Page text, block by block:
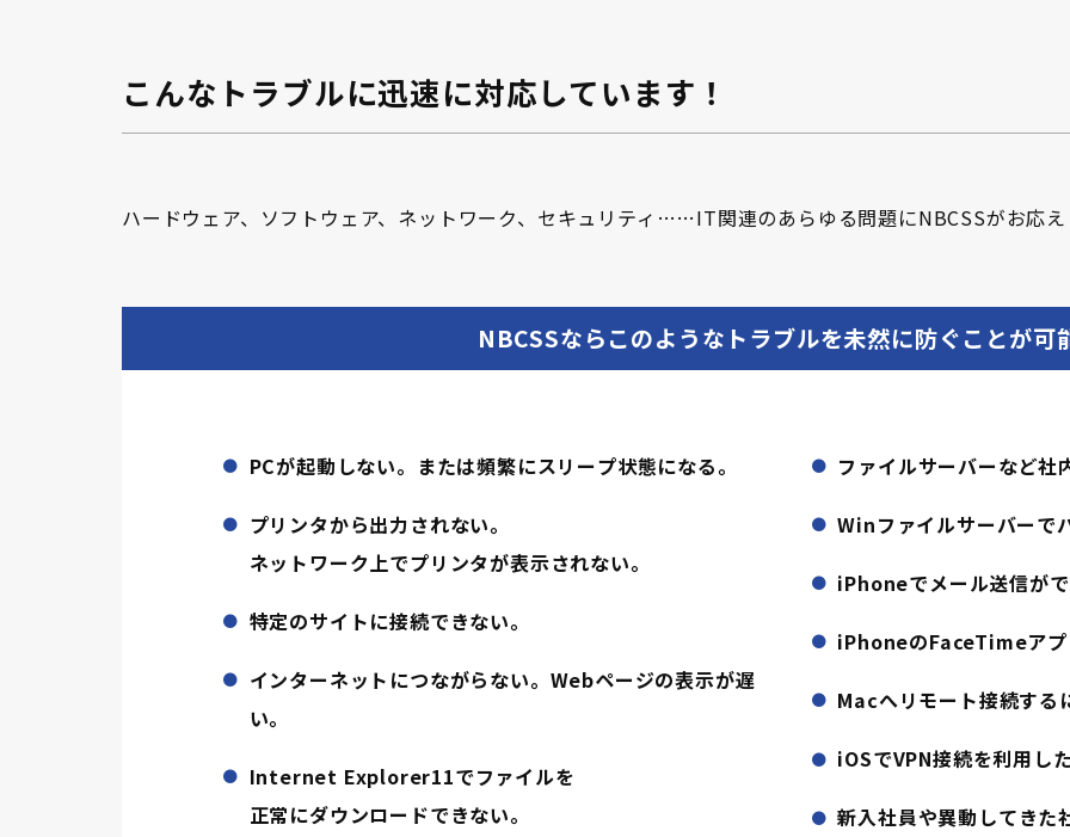
こんなトラブルに迅速に対応しています！
ハードウェア、ソフトウェア、ネットワーク、セキュリティ……IT関連のあらゆる問題にNBCSSがお応
NBCSSならこのようなトラブルを未然に防ぐことが可
PCが起動しない。または頻繁にスリープ状態になる。
プリンタから出力されない。
ネットワーク上でプリンタが表示されない。
特定のサイトに接続できない。
インターネットにつながらない。Webページの表示が遅
い。
Internet Explorer11でファイルを
正常にダウンロードできない。
ファイルサーバーなど社
Winファイルサーバーで
iPhoneでメール送信が
iPhoneのFaceTimeアプ
Macへリモート接続する
iOSでVPN接続を利用し
新入社員や異動してきた